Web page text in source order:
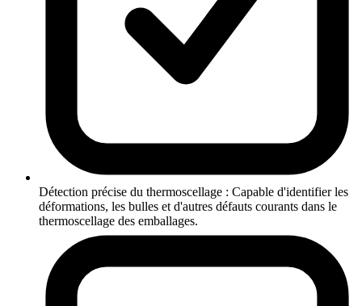
Détection précise du thermoscellage : Capable d'identifier les
déformations, les bulles et d'autres défauts courants dans le
thermoscellage des emballages.